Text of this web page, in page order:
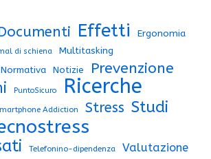
Effetti Ergonomia
di schiena Multitasking
Normativa Notizie Prevenzione
PuntoSicuro Ricerche
Addiction Stress Studi
Telefonino-dipendenza Valutazione